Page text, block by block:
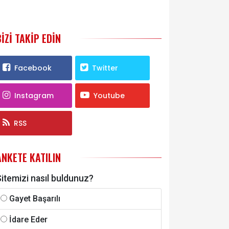
TAKIP EDIN
Facebook Twitter
Instagram Youtube
RSS
KATILIN
nasıl buldunuz?
Gayet Başarılı
İdare Eder